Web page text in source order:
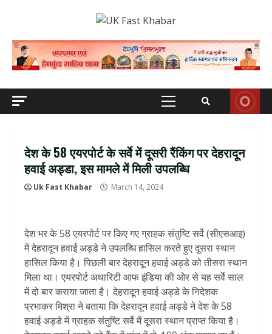
Primary
देश के 58 एयरपोर्ट के सर्वे में दूसरी रैंकिंग पर देहरादून
हवाई अड्डा, इस मामले में मिली उपलब्धि
Uk Fast Khabar March 14, 2024
देश भर के 58 एयरपोर्ट पर किए गए ग्राहक संतुष्टि सर्वे (सीएसआइ)
में देहरादून हवाई अड्डे ने उपलब्धि हासिल करते हुए दूसरा स्थान
हासिल किया है। पिछली बार देहरादून हवाई अड्डे को तीसरा स्थान
मिला था। एयरपोर्ट अथारिटी आफ इंडिया की ओर से यह सर्वे साल
में दो बार कराया जाता है। देहरादून हवाई अड्डे के निदेशक
प्रभाकर मिश्रा ने बताया कि देहरादून हवाई अड्डे ने देश के 58
हवाई अड्डे में ग्राहक संतुष्टि सर्वे में दूसरा स्थान प्राप्त किया है।